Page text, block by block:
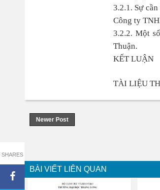
SHARES
3.2.1. Sự
Công ty
3.2.2. Một
Thuận.
KẾT LUẬN
TÀI LIỆU
Newer Post
BÀI VIẾT LIÊN QUAN